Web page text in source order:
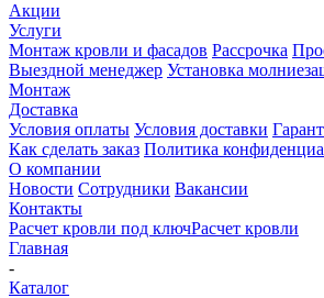
Акции
Услуги
Монтаж кровли и фасадов Рассрочка
Выездной менеджер Установка
Монтаж
Доставка
Условия оплаты Условия доставки
Как сделать заказ Политика
О компании
Новости Сотрудники Вакансии
Контакты
Расчет кровли под ключРасчет кровли
Главная
-
Каталог